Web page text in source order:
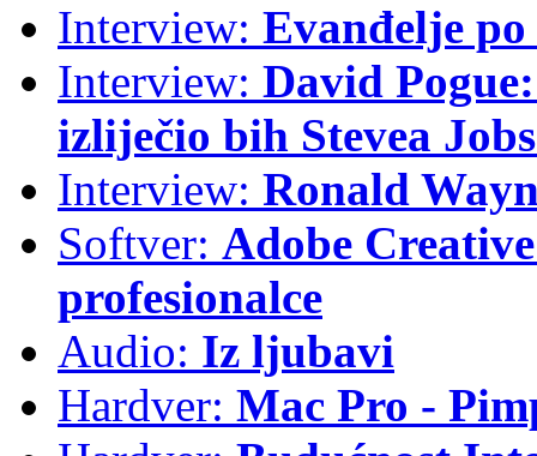
Interview: Evanđelje
Interview: David
izliječio bih Stevea
Interview: Ronald
Softver: Adobe
profesionalce
Audio: Iz ljubavi
Hardver: Mac Pro -